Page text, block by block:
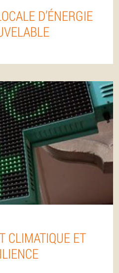
D’ÉNERGIE
CLIMATIQUE ET